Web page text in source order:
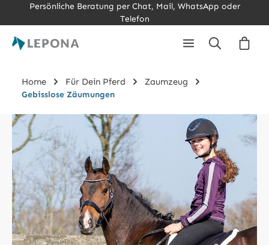
Zum Hauptinhalt springen
Persönliche Beratung per Chat, Mail, WhatsApp oder
Telefon
Home Für Dein Pferd Zaumzeug
Gebisslose Zäumungen